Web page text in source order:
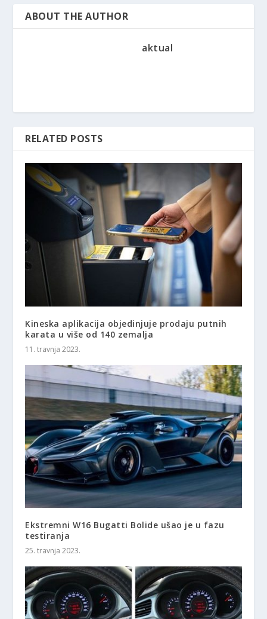
ABOUT THE AUTHOR
aktual
RELATED POSTS
Kineska aplikacija objedinjuje prodaju putnih
karata u više od 140 zemalja
11. travnja 2023.
Ekstremni W16 Bugatti Bolide ušao je u fazu
testiranja
25. travnja 2023.